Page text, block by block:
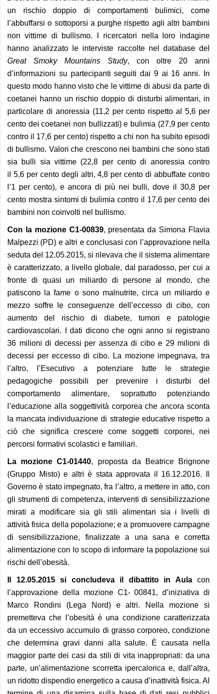
un rischio doppio di comportamenti bulimici, come
l’abbuffarsi o sottoporsi a purghe rispetto agli altri bambini
non vittime di bullismo. I ricercatori nella loro indagine
hanno analizzato le interviste raccolte nel database del
Great Smoky Mountains Study, con oltre 20 anni
d’informazioni su partecipanti seguiti dai 9 ai 16 anni. In
questo modo hanno visto che le vittime di abusi da parte di
coetanei hanno un rischio doppio di disturbi alimentari, in
particolare di anoressia (11,2 per cento rispetto al 5,6 per
cento dei coetanei non bullizzati) e bulimia (27,9 per cento
contro il 17,6 per cento) rispetto a chi non ha subito episodi
di bullismo. Valori che crescono nei bambini che sono stati
sia bulli sia vittime (22,8 per cento di anoressiacontro
il 5,6 per cento degli altri, 4,8 per cento di abbuffate contro
l’1 per cento), e ancora di più nei bulli, dove il 30,8 per
cento mostra sintomi di bulimiacontro il 17,6 per cento dei
bambini non coinvolti nel bullismo.
Con la mozione C1-00839, presentata da Simona Flavia
Malpezzi (PD) e altri e conclusasi con l’approvazione nella
seduta del 12.05.2015, si rilevava che il sistema alimentare
è caratterizzato, a livello globale, dal paradosso, per cui a
fronte di quasi un miliardo di persone al mondo, che
patiscono la fame o sono malnutrite, circa un miliardo e
mezzo soffre le conseguenze dell’eccesso di cibo, con
aumento del rischio di diabete, tumori e patologie
cardiovascolari. I dati dicono che ogni anno si registrano
36 milioni di decessi per assenza di cibo e 29 milioni di
decessi per eccesso di cibo. La mozione impegnava, tra
l’altro, l’Esecutivo a potenziare tutte le strategie
pedagogiche possibili per prevenire i disturbi del
comportamento alimentare, soprattutto potenziando
l’educazione alla soggettività corporea che ancora sconta
la mancata individuazione di strategie educative rispetto a
ciò che significa crescere come soggetti corporei, nei
percorsi formativi scolastici e familiari.
La mozione C1-01440, proposta da Beatrice Brignone
(Gruppo Misto) e altri è stata approvata il 16.12.2016. Il
Governo è stato impegnato, fra l’altro, a mettere in atto, con
gli strumenti di competenza, interventi di sensibilizzazione
mirati a modificare sia gli stili alimentari sia i livelli di
attività fisica della popolazione; e a promuovere campagne
di sensibilizzazione, finalizzate a una sana e corretta
alimentazione con lo scopo di informare la popolazione sui
rischi dell’obesità.
Il 12.05.2015 si concludeva il dibattito in Aulacon
l’approvazione della mozione C1- 00841, d’iniziativa di
Marco Rondini (Lega Nord) e altri. Nella mozione si
premetteva che l’obesità è una condizione caratterizzata
da un eccessivo accumulo di grasso corporeo, condizione
che determina gravi danni alla salute. È causata nella
maggior parte dei casi da stili di vita inappropriati: da una
parte, un’alimentazione scorretta ipercalorica e, dall’altra,
un ridotto dispendio energetico a causa d’inattività fisica. Al